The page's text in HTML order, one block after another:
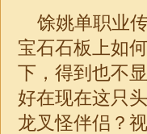
馀姚单职业
宝石石板上如
下，得到也不
好在现在这只
龙叉怪伴侣？